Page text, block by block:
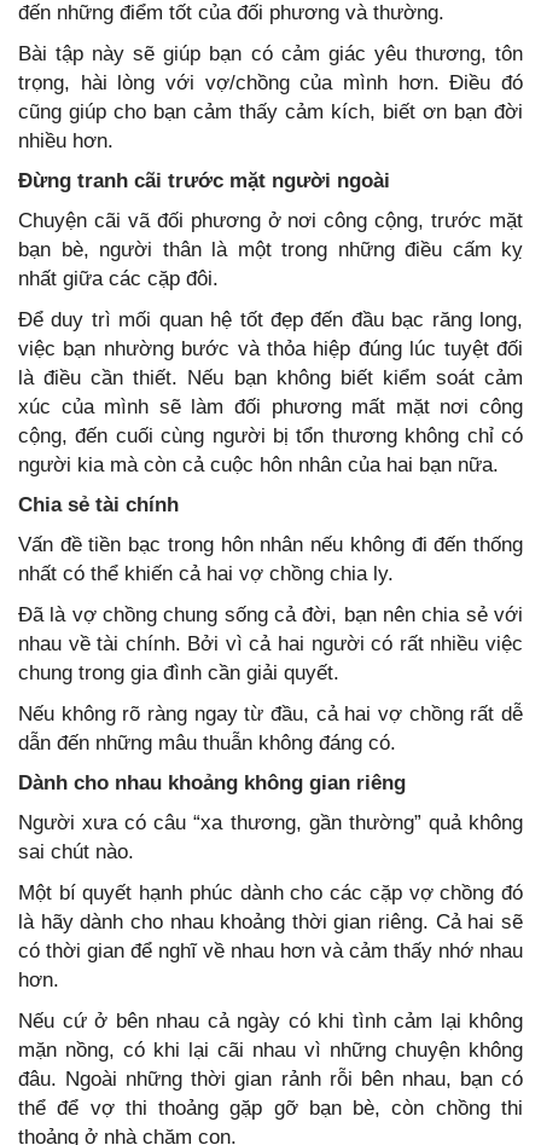
đến những điểm tốt của đối phương và thường.
Bài tập này sẽ giúp bạn có cảm giác yêu thương, tôn
trọng, hài lòng với vợ/chồng của mình hơn. Điều đó
cũng giúp cho bạn cảm thấy cảm kích, biết ơn bạn đời
nhiều hơn.
Đừng tranh cãi trước mặt người ngoài
Chuyện cãi vã đối phương ở nơi công cộng, trước mặt
bạn bè, người thân là một trong những điều cấm kỵ
nhất giữa các cặp đôi.
Để duy trì mối quan hệ tốt đẹp đến đầu bạc răng long,
việc bạn nhường bước và thỏa hiệp đúng lúc tuyệt đối
là điều cần thiết. Nếu bạn không biết kiểm soát cảm
xúc của mình sẽ làm đối phương mất mặt nơi công
cộng, đến cuối cùng người bị tổn thương không chỉ có
người kia mà còn cả cuộc hôn nhân của hai bạn nữa.
Chia sẻ tài chính
Vấn đề tiền bạc trong hôn nhân nếu không đi đến thống
nhất có thể khiến cả hai vợ chồng chia ly.
Đã là vợ chồng chung sống cả đời, bạn nên chia sẻ với
nhau về tài chính. Bởi vì cả hai người có rất nhiều việc
chung trong gia đình cần giải quyết.
Nếu không rõ ràng ngay từ đầu, cả hai vợ chồng rất dễ
dẫn đến những mâu thuẫn không đáng có.
Dành cho nhau khoảng không gian riêng
Người xưa có câu “xa thương, gần thường” quả không
sai chút nào.
Một bí quyết hạnh phúc dành cho các cặp vợ chồng đó
là hãy dành cho nhau khoảng thời gian riêng. Cả hai sẽ
có thời gian để nghĩ về nhau hơn và cảm thấy nhớ nhau
hơn.
Nếu cứ ở bên nhau cả ngày có khi tình cảm lại không
mặn nồng, có khi lại cãi nhau vì những chuyện không
đâu. Ngoài những thời gian rảnh rỗi bên nhau, bạn có
thể để vợ thi thoảng gặp gỡ bạn bè, còn chồng thi
thoảng ở nhà chăm con.